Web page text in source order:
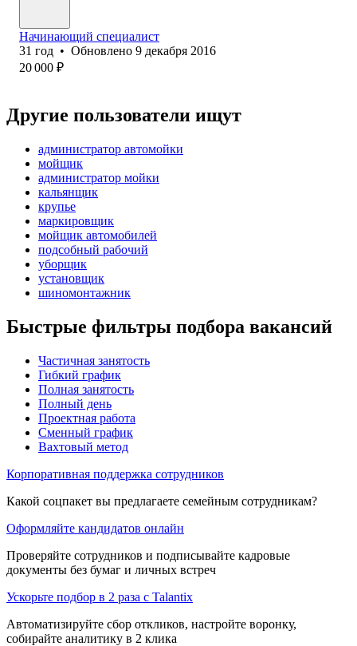
Начинающий специалист
31 год • Обновлено 9 декабря 2016
20 000 ₽
Другие пользователи ищут
администратор автомойки
мойщик
администратор мойки
кальянщик
крупье
маркировщик
мойщик автомобилей
подсобный рабочий
уборщик
установщик
шиномонтажник
Быстрые фильтры подбора вакансий
Частичная занятость
Гибкий график
Полная занятость
Полный день
Проектная работа
Сменный график
Вахтовый метод
Корпоративная поддержка сотрудников
Какой соцпакет вы предлагаете семейным сотрудникам?
Оформляйте кандидатов онлайн
Проверяйте сотрудников и подписывайте кадровые
документы без бумаг и личных встреч
Ускорьте подбор в 2 раза с Talantix
Автоматизируйте сбор откликов, настройте воронку,
собирайте аналитику в 2 клика